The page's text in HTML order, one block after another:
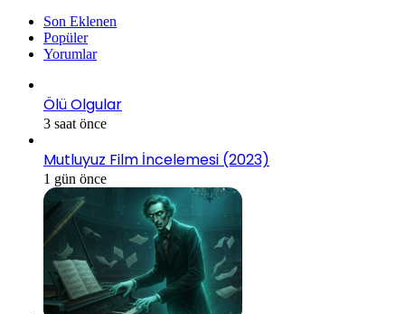
Son Eklenen
Popüler
Yorumlar
Ölü Olgular
3 saat önce
Mutluyuz Film İncelemesi (2023)
1 gün önce